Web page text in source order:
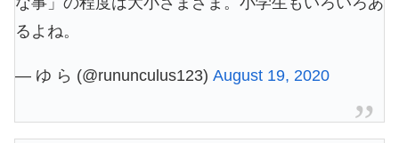
るよね。
— ゆ ら (@rununculus123) August 19, 2020